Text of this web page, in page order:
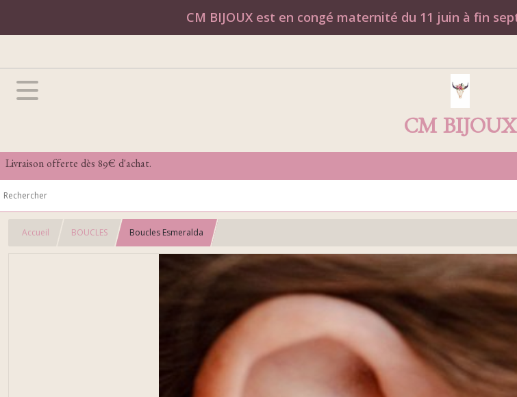
CM BIJOUX est en congé maternité du 11 juin à fin
CM BIJOUX
Livraison offerte dès 89€ d'achat.
Accueil BOUCLES Boucles Esmeralda